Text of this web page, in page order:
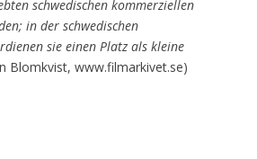
schwedischen kommerziellen
in der schwedischen
sie einen Platz als kleine
Blomkvist, www.filmarkivet.se)